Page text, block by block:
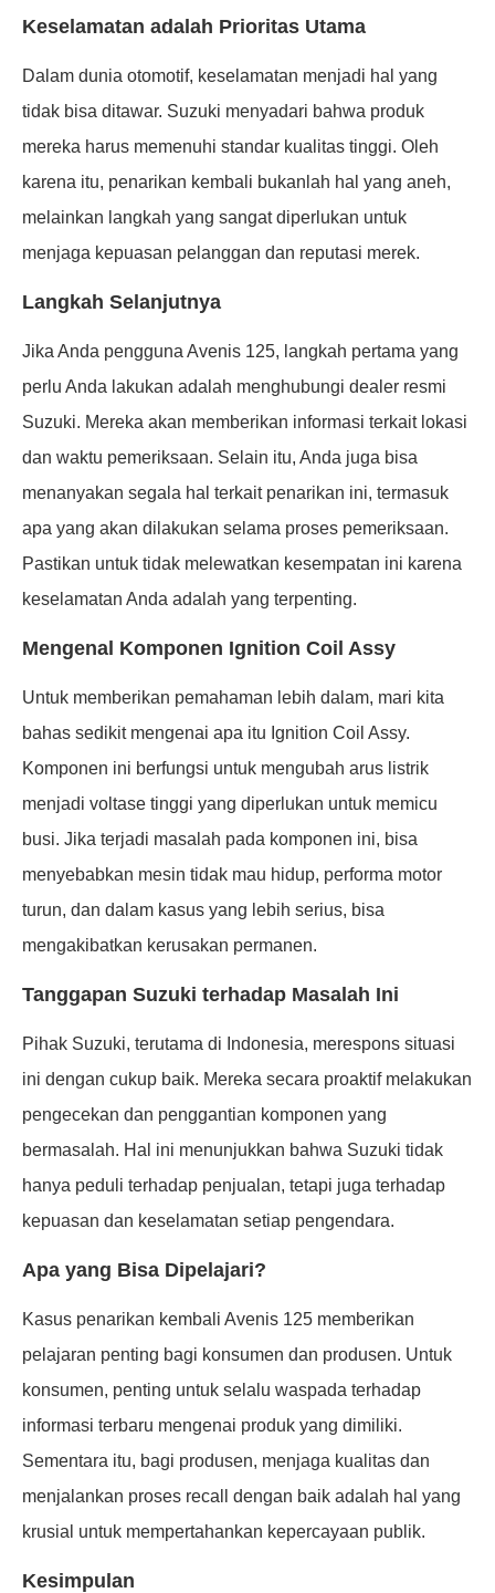
Keselamatan adalah Prioritas Utama
Dalam dunia otomotif, keselamatan menjadi hal yang
tidak bisa ditawar. Suzuki menyadari bahwa produk
mereka harus memenuhi standar kualitas tinggi. Oleh
karena itu, penarikan kembali bukanlah hal yang aneh,
melainkan langkah yang sangat diperlukan untuk
menjaga kepuasan pelanggan dan reputasi merek.
Langkah Selanjutnya
Jika Anda pengguna Avenis 125, langkah pertama yang
perlu Anda lakukan adalah menghubungi dealer resmi
Suzuki. Mereka akan memberikan informasi terkait lokasi
dan waktu pemeriksaan. Selain itu, Anda juga bisa
menanyakan segala hal terkait penarikan ini, termasuk
apa yang akan dilakukan selama proses pemeriksaan.
Pastikan untuk tidak melewatkan kesempatan ini karena
keselamatan Anda adalah yang terpenting.
Mengenal Komponen Ignition Coil Assy
Untuk memberikan pemahaman lebih dalam, mari kita
bahas sedikit mengenai apa itu Ignition Coil Assy.
Komponen ini berfungsi untuk mengubah arus listrik
menjadi voltase tinggi yang diperlukan untuk memicu
busi. Jika terjadi masalah pada komponen ini, bisa
menyebabkan mesin tidak mau hidup, performa motor
turun, dan dalam kasus yang lebih serius, bisa
mengakibatkan kerusakan permanen.
Tanggapan Suzuki terhadap Masalah Ini
Pihak Suzuki, terutama di Indonesia, merespons situasi
ini dengan cukup baik. Mereka secara proaktif melakukan
pengecekan dan penggantian komponen yang
bermasalah. Hal ini menunjukkan bahwa Suzuki tidak
hanya peduli terhadap penjualan, tetapi juga terhadap
kepuasan dan keselamatan setiap pengendara.
Apa yang Bisa Dipelajari?
Kasus penarikan kembali Avenis 125 memberikan
pelajaran penting bagi konsumen dan produsen. Untuk
konsumen, penting untuk selalu waspada terhadap
informasi terbaru mengenai produk yang dimiliki.
Sementara itu, bagi produsen, menjaga kualitas dan
menjalankan proses recall dengan baik adalah hal yang
krusial untuk mempertahankan kepercayaan publik.
Kesimpulan